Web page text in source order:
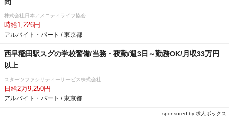
株式会社日本アメニティライフ協会
時給1,226円
アルバイト・パート / 東京都
西早稲田駅スグの学校警備/当務・夜勤/週3日～勤務OK/月収33万円
以上
スターツファシリティーサービス株式会社
日給2万9,250円
アルバイト・パート / 東京都
sponsored by 求人ボックス